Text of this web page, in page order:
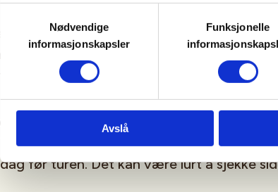
Nødvendige
informasjonskapsler
Funksjonelle
Avslå
er i regi av prosjektet "Aktiv i 100", som
folk ut på tur i Oslo. Turene er enkle,
og turveier i nærheten av der folk bor.
informasjon om turen blir lagt ut på
«Nærturgrupper i Oslo – Aktiv
før turen. Det kan være lurt å sjekke